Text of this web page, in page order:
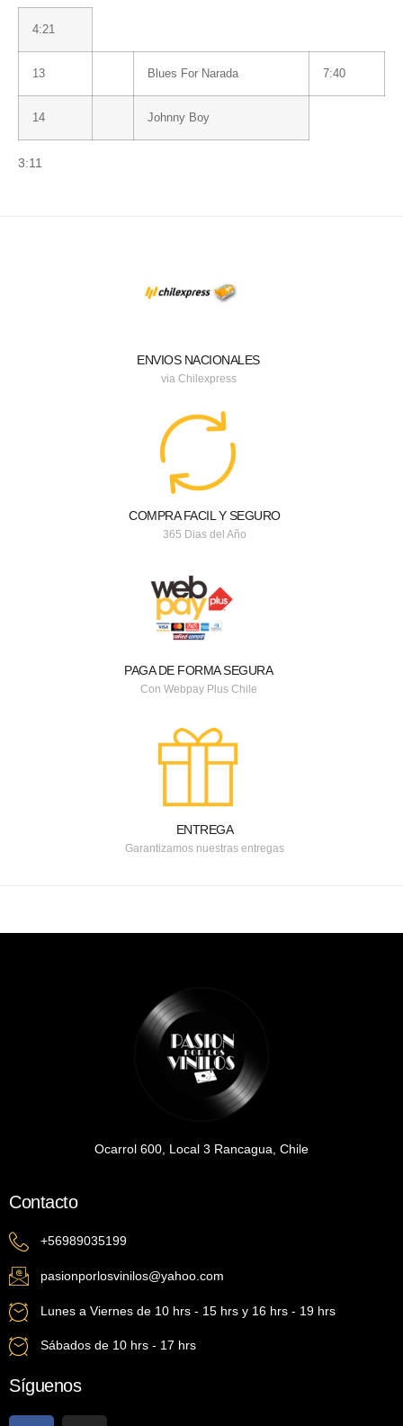
4:21
13 Blues For Narada 7:40
14 Johnny Boy
3:11
ENVIOS NACIONALES
via Chilexpress
COMPRA FACIL Y SEGURO
365 Dias del Año
PAGA DE FORMA SEGURA
Con Webpay Plus Chile
ENTREGA
Garantizamos nuestras entregas
Ocarrol 600, Local 3 Rancagua, Chile
Contacto
+56989035199
pasionporlosvinilos@yahoo.com
Lunes a Viernes de 10 hrs - 15 hrs y 16 hrs - 19 hrs
Sábados de 10 hrs - 17 hrs
Síguenos